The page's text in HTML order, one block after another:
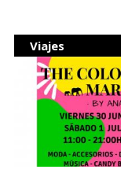
Viajes